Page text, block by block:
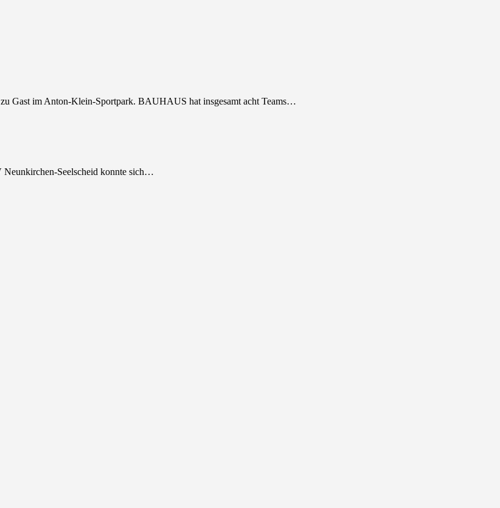
Gast im Anton-Klein-Sportpark. BAUHAUS hat insgesamt acht Teams…
Neunkirchen-Seelscheid konnte sich…